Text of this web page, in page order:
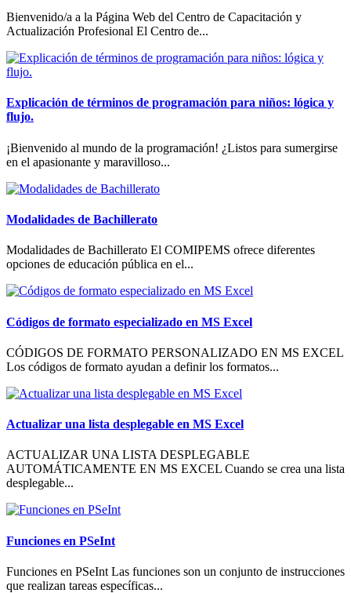
Bienvenido/a a la Página Web del Centro de Capacitación y
Actualización Profesional El Centro de...
Explicación de términos de programación para niños: lógica y
flujo.
¡Bienvenido al mundo de la programación! ¿Listos para sumergirse
en el apasionante y maravilloso...
Modalidades de Bachillerato
Modalidades de Bachillerato El COMIPEMS ofrece diferentes
opciones de educación pública en el...
Códigos de formato especializado en MS Excel
CÓDIGOS DE FORMATO PERSONALIZADO EN MS EXCEL
Los códigos de formato ayudan a definir los formatos...
Actualizar una lista desplegable en MS Excel
ACTUALIZAR UNA LISTA DESPLEGABLE
AUTOMÁTICAMENTE EN MS EXCEL Cuando se crea una lista
desplegable...
Funciones en PSeInt
Funciones en PSeInt Las funciones son un conjunto de instrucciones
que realizan tareas específicas...